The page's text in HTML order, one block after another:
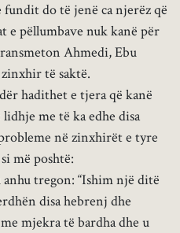
fundit do të jenë ca njerëz që
e pëllumbave nuk kanë për
Ahmedi, Ebu
të saktë.
hadithet e tjera që kanë
me të ka edhe disa
në zinxhirët e tyre
më poshtë:
tregon: “Ishim një ditë
disa hebrenj dhe
mjekra të bardha dhe u